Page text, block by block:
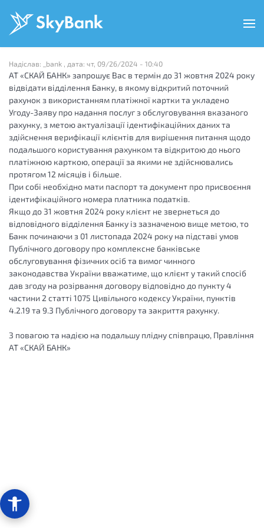
основного
Надіслав: _bank , дата: чт, 09/26/2024 - 10:40
АТ «СКАЙ БАНК» запрошує Вас в термін до 31 жовтня 2024 року
відвідати відділення Банку, в якому відкритий поточний
рахунок з використанням платіжної картки та укладено
Угоду-Заяву про надання послуг з обслуговування вказаного
рахунку, з метою актуалізації ідентифікаційних даних та
здійснення верифікації клієнтів для вирішення питання щодо
подальшого користування рахунком та відкритою до нього
платіжною карткою, операції за якими не здійснювались
протягом 12 місяців і більше.
При собі необхідно мати паспорт та документ про присвоєння
ідентифікаційного номера платника податків.
Якщо до 31 жовтня 2024 року клієнт не звернеться до
відповідного відділення Банку із зазначеною вище метою, то
Банк починаючи з 01 листопада 2024 року на підставі умов
Публічного договору про комплексне банківське
обслуговування фізичних осіб та вимог чинного
законодавства України вважатиме, що клієнт у такий спосіб
дав згоду на розірвання договору відповідно до пункту 4
частини 2 статті 1075 Цивільного кодексу України, пунктів
4.2.19 та 9.3 Публічного договору та закриття рахунку.
З повагою та надією на подальшу плідну співпрацю, Правління
АТ «СКАЙ БАНК»